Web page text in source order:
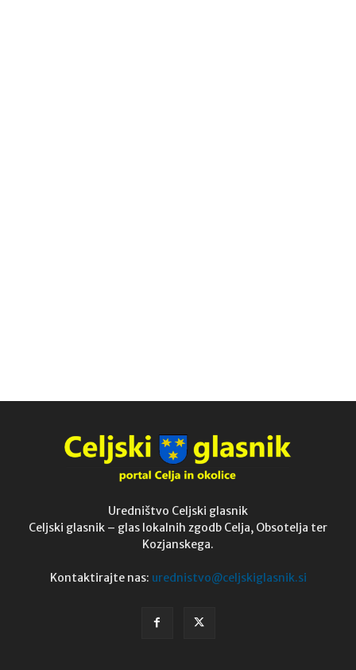
Uredništvo Celjski glasnik
Celjski glasnik – glas lokalnih zgodb Celja, Obsotelja ter
Kozjanskega.
Kontaktirajte nas: urednistvo@celjskiglasnik.si